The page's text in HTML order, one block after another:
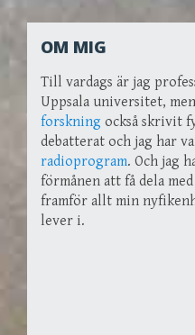
OM MIG
Till vardags är jag
Uppsala universitet,
forskning också skrivit
debatterat och jag har
radioprogram. Och jag
förmånen att få dela
framför allt min
lever i.